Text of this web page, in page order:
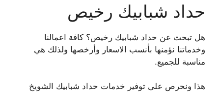
حداد شبابيك رخيص
هل تبحث عن حداد شبابيك رخيص؟ كافة اعمالنا
وخدماتنا نؤمنها بأنسب الاسعار وأرخصها ولذلك هي
مناسبة للجميع.
هذا ونحرص على توفير خدمات حداد شبابيك الشويخ